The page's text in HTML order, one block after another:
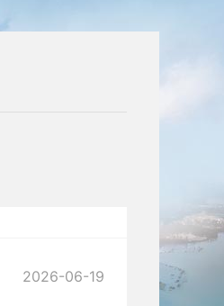
2026-06-19